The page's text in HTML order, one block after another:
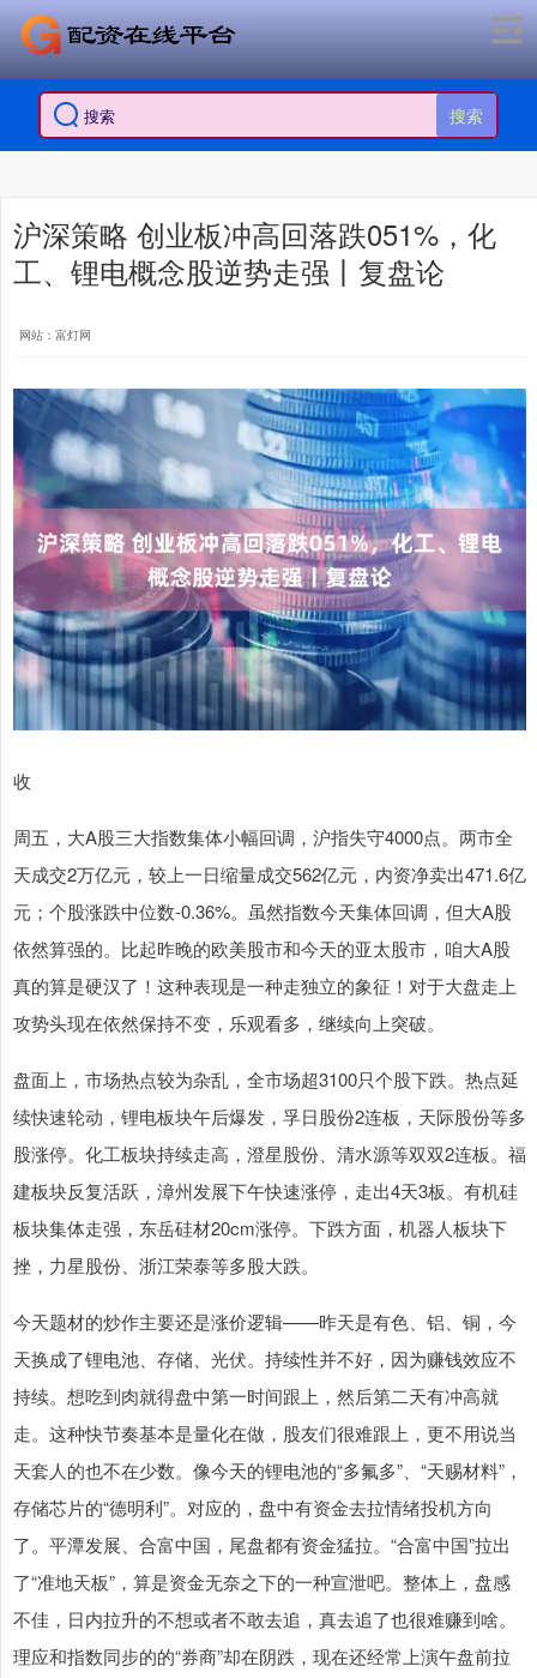
搜索
沪深策略 创业板冲高回落跌051%，化
工、锂电概念股逆势走强丨复盘论
网站：富灯网
收
周五，大A股三大指数集体小幅回调，沪指失守4000点。两市全
天成交2万亿元，较上一日缩量成交562亿元，内资净卖出471.6亿
元；个股涨跌中位数-0.36%。虽然指数今天集体回调，但大A股
依然算强的。比起昨晚的欧美股市和今天的亚太股市，咱大A股
真的算是硬汉了！这种表现是一种走独立的象征！对于大盘走上
攻势头现在依然保持不变，乐观看多，继续向上突破。
盘面上，市场热点较为杂乱，全市场超3100只个股下跌。热点延
续快速轮动，锂电板块午后爆发，孚日股份2连板，天际股份等多
股涨停。化工板块持续走高，澄星股份、清水源等双双2连板。福
建板块反复活跃，漳州发展下午快速涨停，走出4天3板。有机硅
板块集体走强，东岳硅材20cm涨停。下跌方面，机器人板块下
挫，力星股份、浙江荣泰等多股大跌。
今天题材的炒作主要还是涨价逻辑——昨天是有色、铝、铜，今
天换成了锂电池、存储、光伏。持续性并不好，因为赚钱效应不
持续。想吃到肉就得盘中第一时间跟上，然后第二天有冲高就
走。这种快节奏基本是量化在做，股友们很难跟上，更不用说当
天套人的也不在少数。像今天的锂电池的“多氟多”、“天赐材料”，
存储芯片的“德明利”。对应的，盘中有资金去拉情绪投机方向
了。平潭发展、合富中国，尾盘都有资金猛拉。“合富中国”拉出
了“准地天板”，算是资金无奈之下的一种宣泄吧。整体上，盘感
不佳，日内拉升的不想或者不敢去追，真去追了也很难赚到啥。
理应和指数同步的的“券商”却在阴跌，现在还经常上演午盘前拉